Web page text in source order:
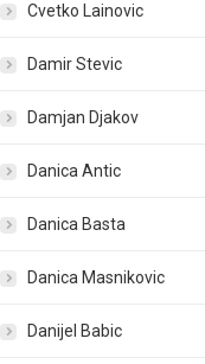
Cvetko Lainovic
Damir Stevic
Damjan Djakov
Danica Antic
Danica Basta
Danica Masnikovic
Danijel Babic